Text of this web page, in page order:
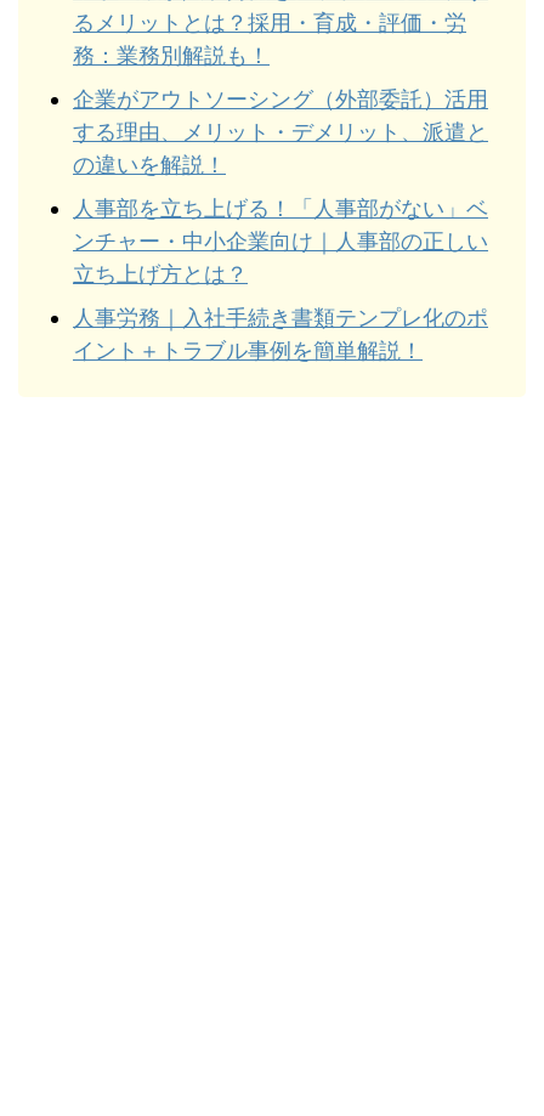
るメリットとは？採用・育成・評価・労
務：業務別解説も！
企業がアウトソーシング（外部委託）活用
する理由、メリット・デメリット、派遣と
の違いを解説！
人事部を立ち上げる！「人事部がない」ベ
ンチャー・中小企業向け｜人事部の正しい
立ち上げ方とは？
人事労務｜入社手続き書類テンプレ化のポ
イント＋トラブル事例を簡単解説！